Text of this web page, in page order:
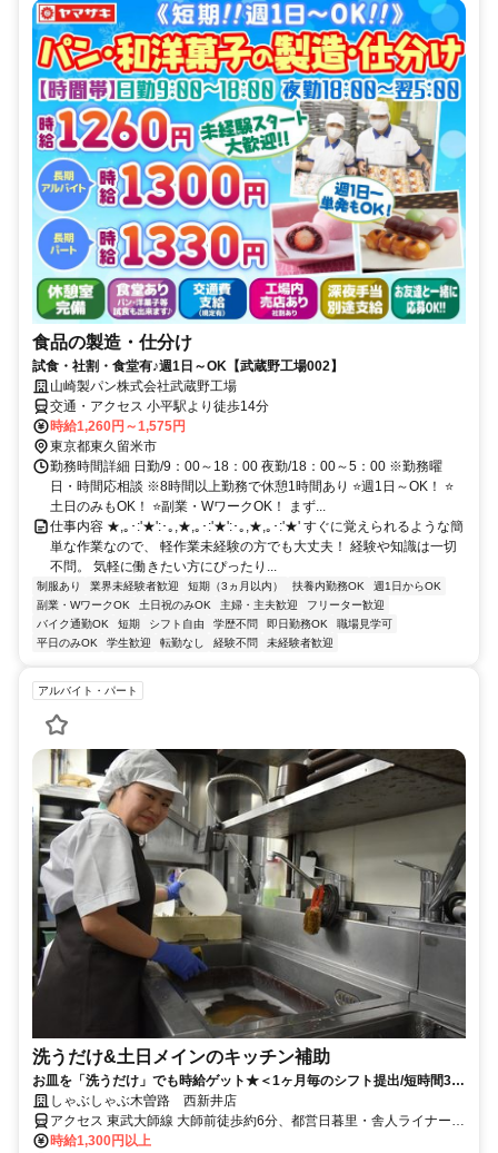
食品の製造・仕分け
試食・社割・食堂有♪週1日～OK【武蔵野工場002】
山崎製パン株式会社武蔵野工場
交通・アクセス 小平駅より徒歩14分
時給1,260円～1,575円
東京都東久留米市
勤務時間詳細 日勤/9：00～18：00 夜勤/18：00～5：00 ※勤務曜
日・時間応相談 ※8時間以上勤務で休憩1時間あり ⭐週1日～OK！ ⭐
土日のみもOK！ ⭐副業・WワークOK！ まず...
仕事内容 ★,｡･:'★':･｡,★,｡･:'★':･｡,★,｡･:'★' すぐに覚えられるような簡
単な作業なので、 軽作業未経験の方でも大丈夫！ 経験や知識は一切
不問。 気軽に働きたい方にぴったり...
制服あり 業界未経験者歓迎 短期（3ヵ月以内） 扶養内勤務OK
週1日からOK
副業・WワークOK
土日祝のみOK 主婦・主夫歓迎
フリーター歓迎
バイク通勤OK
短期 シフト自由 学歴不問 即日勤務OK
職場見学可
平日のみOK
学生歓迎 転勤なし 経験不問 未経験者歓迎
アルバイト・パート
洗うだけ&土日メインのキッチン補助
お皿を「洗うだけ」でも時給ゲット★＜1ヶ月毎のシフト提出/短時間3h
～/週2日～＞
しゃぶしゃぶ木曽路 西新井店
アクセス 東武大師線 大師前徒歩約6分、都営日暮里・舎人ライナー
西新井大師西東口徒歩約11分、都営日暮里・舎人ライナー 江北（東
時給1,300円以上